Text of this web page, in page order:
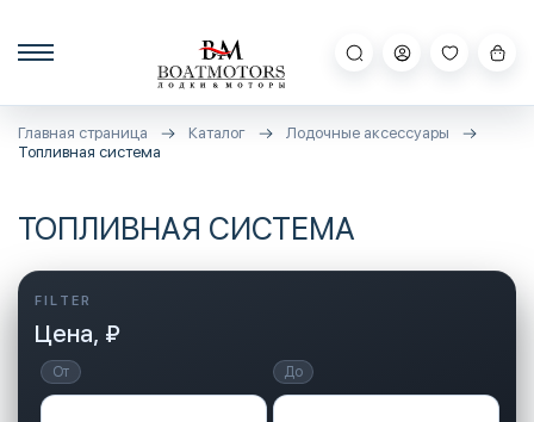
Главная страница Каталог
Лодочные аксессуары
Топливная система
ТОПЛИВНАЯ СИСТЕМА
Цена, ₽
От До